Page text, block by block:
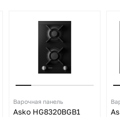
Варочная панель
Asko HG8320BGB1